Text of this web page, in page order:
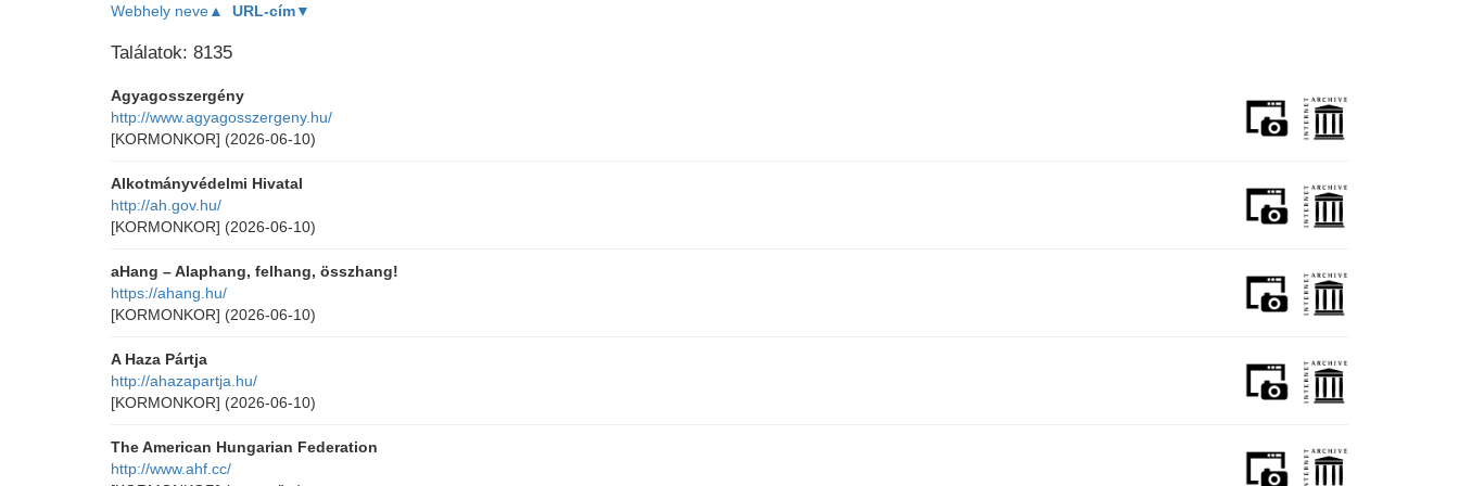
Webhely neve▲ URL-cím▼
Találatok: 8135
Agyagosszergény
http://www.agyagosszergeny.hu/
[KORMONKOR] (2026-06-10)
Alkotmányvédelmi Hivatal
http://ah.gov.hu/
[KORMONKOR] (2026-06-10)
aHang – Alaphang, felhang, összhang!
https://ahang.hu/
[KORMONKOR] (2026-06-10)
A Haza Pártja
http://ahazapartja.hu/
[KORMONKOR] (2026-06-10)
The American Hungarian Federation
http://www.ahf.cc/